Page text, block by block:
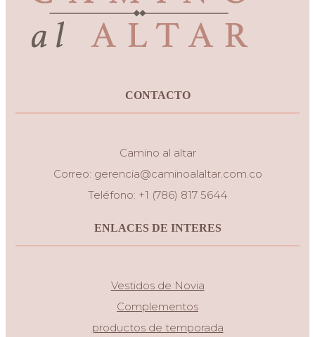
CONTACTO
Camino al altar
Correo: gerencia@caminoalaltar.com.co
Teléfono: +1 (786) 817 5644
ENLACES DE INTERES
Vestidos de Novia
Complementos
productos de temporada